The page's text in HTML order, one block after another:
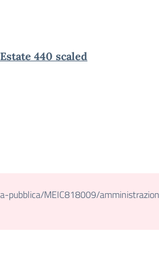
440 scaled
pubblica/MEIC818009/